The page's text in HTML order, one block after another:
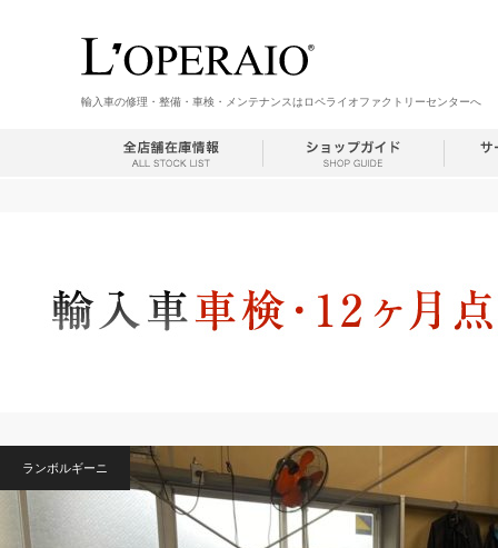
輸入車の修理・整備・車検・メンテナンスはロペライオファクトリーセンターへ
ランボルギーニ